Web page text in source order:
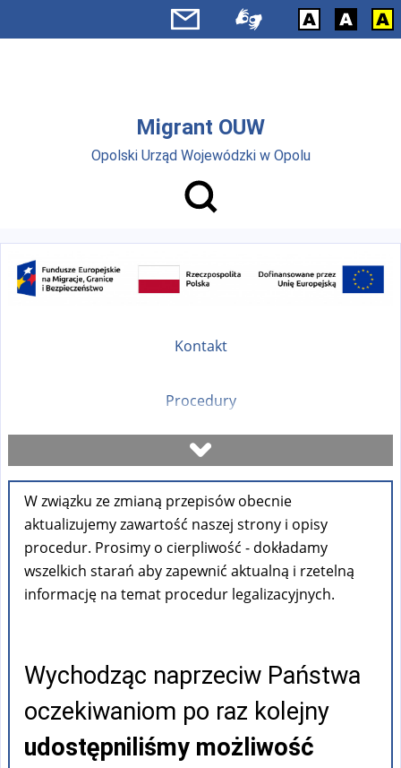
Przejdź do menu głównego
Migrant OUW
Opolski Urząd Wojewódzki w Opolu
Kontakt
Procedury
Umów się na wizytę
Sprawdź stan sprawy
Formularze
FAQ
Pouczenia
W związku ze zmianą przepisów obecnie
aktualizujemy zawartość naszej strony i opisy
procedur. Prosimy o cierpliwość - dokładamy
wszelkich starań aby zapewnić aktualną i rzetelną
informację na temat procedur legalizacyjnych.
Wychodząc naprzeciw Państwa
oczekiwaniom po raz kolejny
udostępniliśmy możliwość